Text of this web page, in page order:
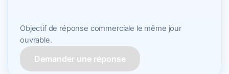
Objectif de réponse commerciale le même jour
ouvrable.
Demander une réponse